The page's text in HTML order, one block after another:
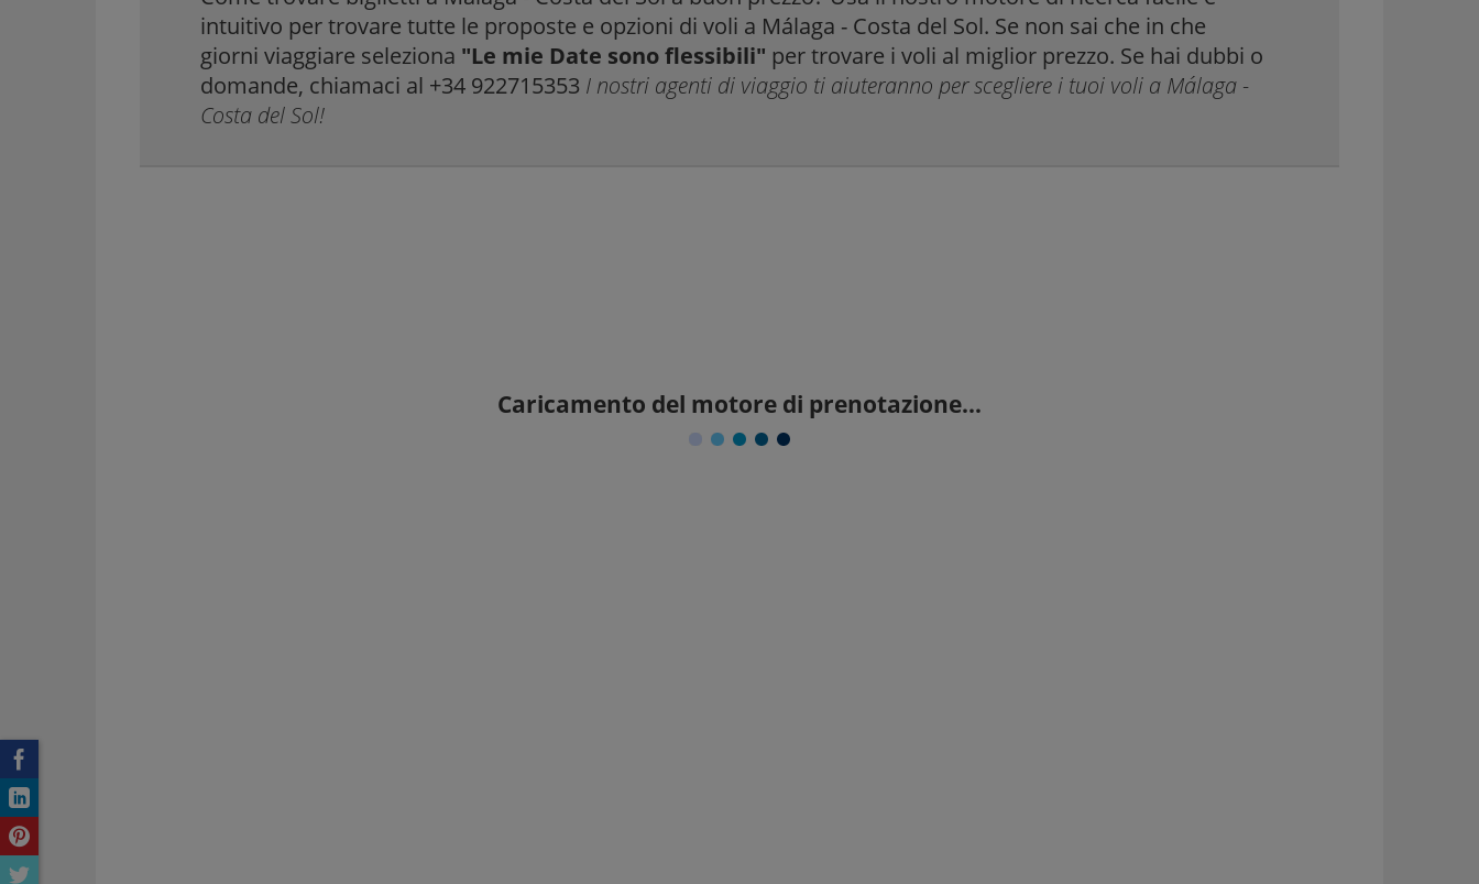
VEDI LE 25+ SEDI DI NOLEGGIO A TENERIFE →
intuitivo per trovare tutte le proposte e opzioni di voli a Málaga - Costa del Sol. Se non sai che in che
giorni viaggiare seleziona "Le mie Date sono flessibili" per trovare i voli al miglior prezzo. Se hai dubbi o
domande, chiamaci al +34 922715353 I nostri agenti di viaggio ti aiuteranno per scegliere i tuoi voli a Málaga -
Costa del Sol!
Caricamento del motore di prenotazione...